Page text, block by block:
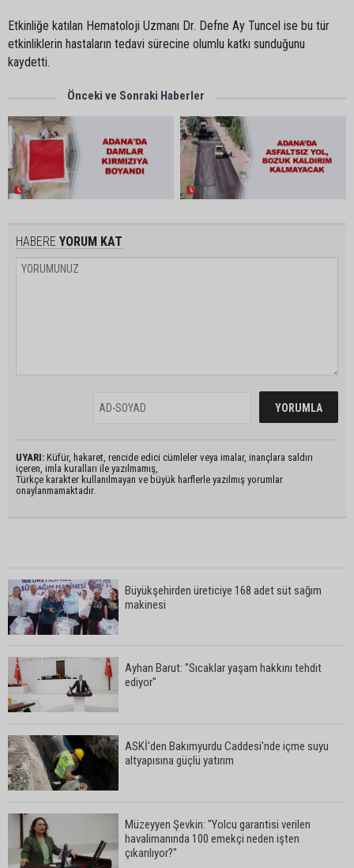
Etkinliğe katılan Hematoloji Uzmanı Dr. Defne Ay Tuncel ise bu tür
etkinliklerin hastaların tedavi sürecine olumlu katkı sunduğunu
kaydetti.
Önceki ve Sonraki Haberler
HABERE YORUM KAT
UYARI: Küfür, hakaret, rencide edici cümleler veya imalar, inançlara saldırı
içeren, imla kuralları ile yazılmamış,
Türkçe karakter kullanılmayan ve büyük harflerle yazılmış yorumlar
onaylanmamaktadır.
Büyükşehirden üreticiye 168 adet süt sağım
makinesi
Ayhan Barut: "Sıcaklar yaşam hakkını tehdit
ediyor"
ASKİ'den Bakımyurdu Caddesi'nde içme suyu
altyapısına güçlü yatırım
Müzeyyen Şevkin: "Yolcu garantisi verilen
havalimanında 100 emekçi neden işten
çıkarılıyor?"